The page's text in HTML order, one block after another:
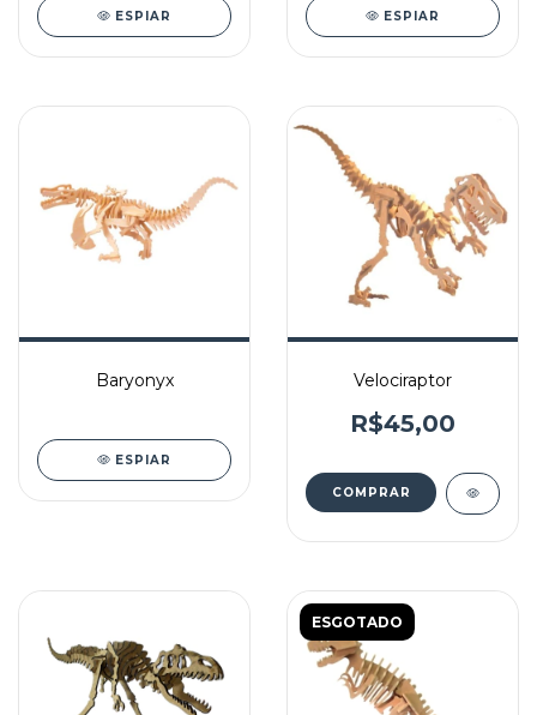
ESPIAR ESPIAR
Baryonyx
ESPIAR
Velociraptor
R$45,00
ESGOTADO